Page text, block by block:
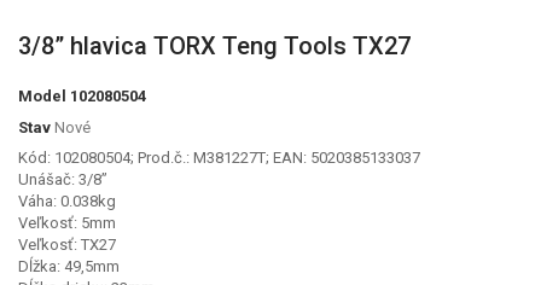
3/8” hlavica TORX Teng Tools TX27
Model 102080504
Stav Nové
Kód: 102080504; Prod.č.: M381227T; EAN: 5020385133037
Unášač: 3/8”
Váha: 0.038kg
Veľkosť: 5mm
Veľkosť: TX27
Dĺžka: 49,5mm